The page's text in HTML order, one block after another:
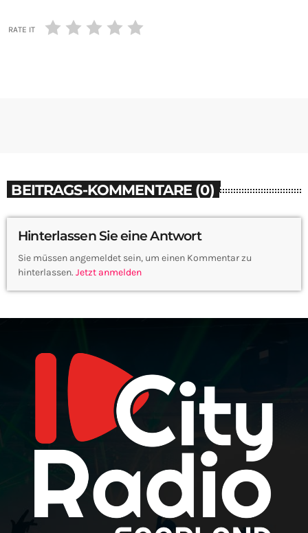
RATE IT
BEITRAGS-KOMMENTARE (0)
Hinterlassen Sie eine Antwort
Sie müssen angemeldet sein, um einen Kommentar zu
hinterlassen. Jetzt anmelden